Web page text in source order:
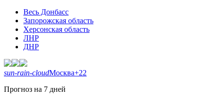
Весь Донбасс
Запорожская область
Херсонская область
ЛНР
ДНР
sun-rain-cloudМосква+22
Прогноз на 7 дней